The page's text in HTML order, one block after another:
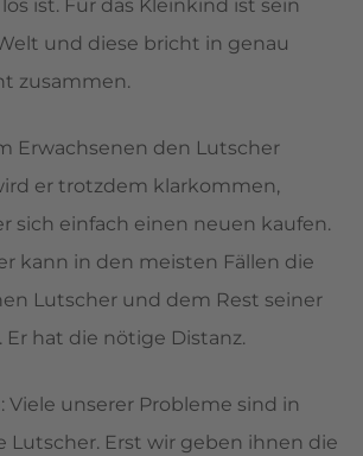
ist. Für das Kleinkind ist sein
und diese bricht in genau
zusammen.
Erwachsenen den Lutscher
er trotzdem klarkommen,
sich einfach einen neuen kaufen.
kann in den meisten Fällen die
Lutscher und dem Rest seiner
hat die nötige Distanz.
Viele unserer Probleme sind in
Lutscher. Erst wir geben ihnen die